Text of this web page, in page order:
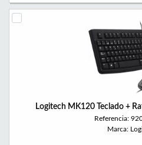
Logitech MK120 Teclado +
Referencia:
Marca: